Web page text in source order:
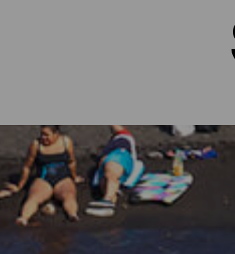
Alle strandene på La Palma